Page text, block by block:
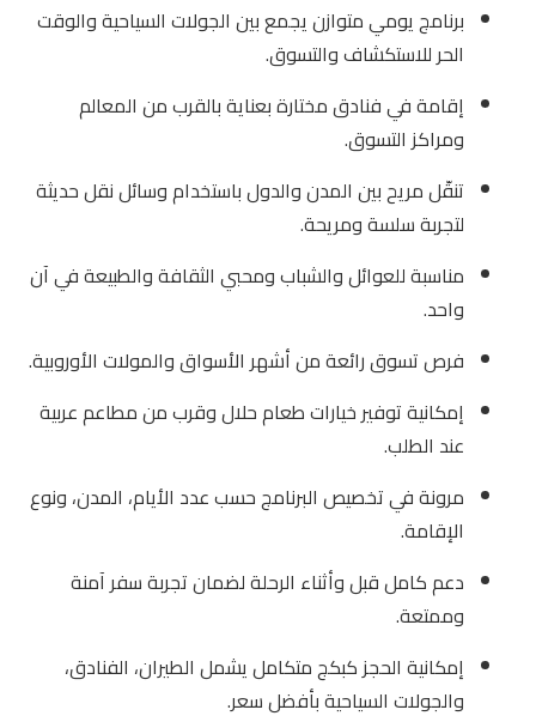
برنامج يومي متوازن يجمع بين الجولات السياحية والوقت
الحر للاستكشاف والتسوق.
إقامة في فنادق مختارة بعناية بالقرب من المعالم
ومراكز التسوق.
تنقّل مريح بين المدن والدول باستخدام وسائل نقل حديثة
لتجربة سلسة ومريحة.
مناسبة للعوائل والشباب ومحبي الثقافة والطبيعة في آن
واحد.
فرص تسوق رائعة من أشهر الأسواق والمولات الأوروبية.
إمكانية توفير خيارات طعام حلال وقرب من مطاعم عربية
عند الطلب.
مرونة في تخصيص البرنامج حسب عدد الأيام، المدن، ونوع
الإقامة.
دعم كامل قبل وأثناء الرحلة لضمان تجربة سفر آمنة
وممتعة.
إمكانية الحجز كبكج متكامل يشمل الطيران، الفنادق،
والجولات السياحية بأفضل سعر.